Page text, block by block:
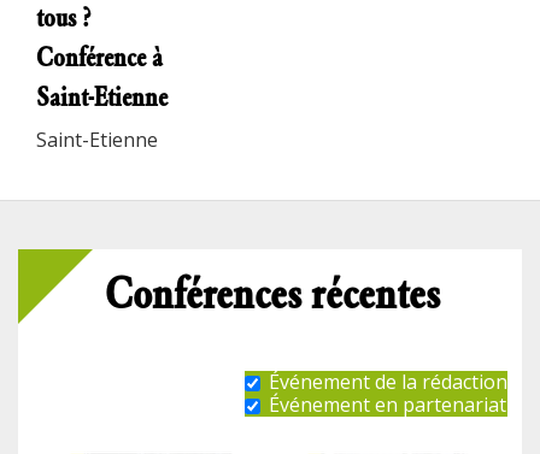
tous ?
Conférence à
Saint-Etienne
Saint-Etienne
Conférences récentes
Événement de la rédaction
Événement en partenariat